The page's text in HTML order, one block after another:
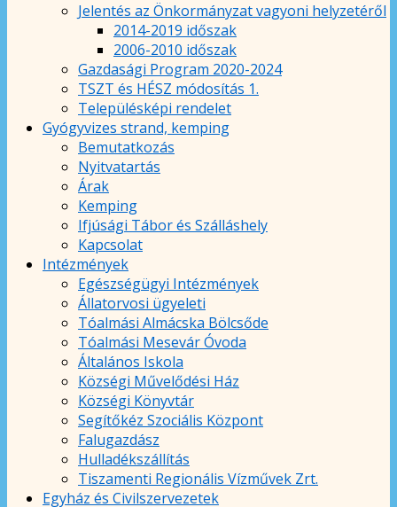
Jelentés az Önkormányzat vagyoni helyzetéről
2014-2019 időszak
2006-2010 időszak
Gazdasági Program 2020-2024
TSZT és HÉSZ módosítás 1.
Településképi rendelet
Gyógyvizes strand, kemping
Bemutatkozás
Nyitvatartás
Árak
Kemping
Ifjúsági Tábor és Szálláshely
Kapcsolat
Intézmények
Egészségügyi Intézmények
Állatorvosi ügyeleti
Tóalmási Almácska Bölcsőde
Tóalmási Mesevár Óvoda
Általános Iskola
Községi Művelődési Ház
Községi Könyvtár
Segítőkéz Szociális Központ
Falugazdász
Hulladékszállítás
Tiszamenti Regionális Vízművek Zrt.
Egyház és Civilszervezetek